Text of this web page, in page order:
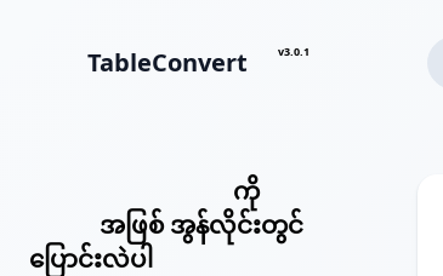
TableConvert v3.0.1
ကို
အဖြစ် အွန်လိုင်းတွင်
ပြောင်းလဲပါ